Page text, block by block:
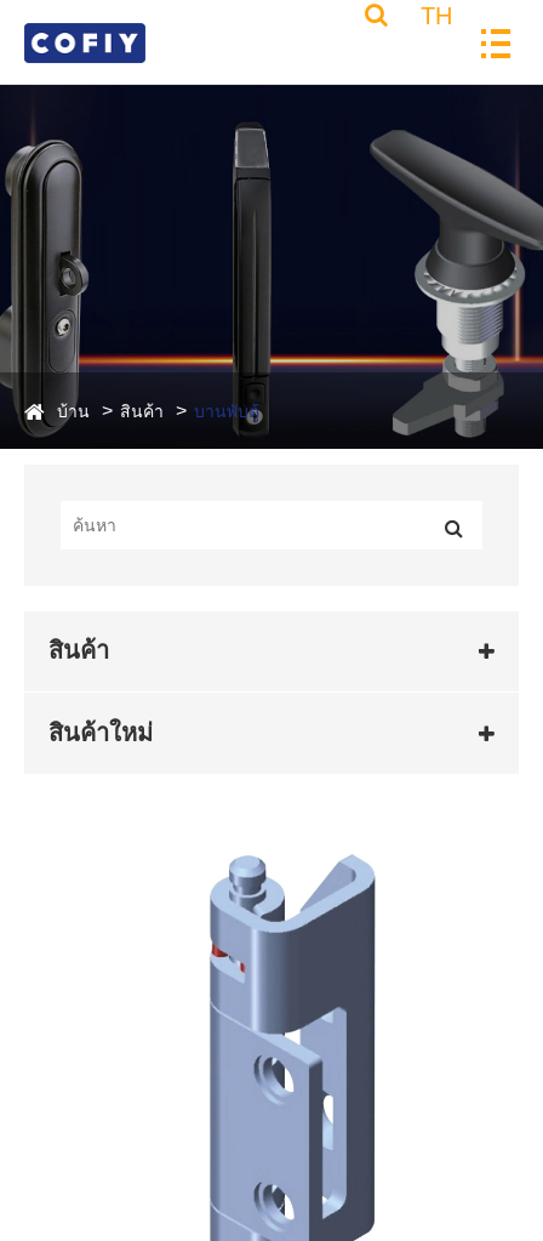
TH
บ้าน สินค้า บานพับตู้
สินค้า
สินค้าใหม่